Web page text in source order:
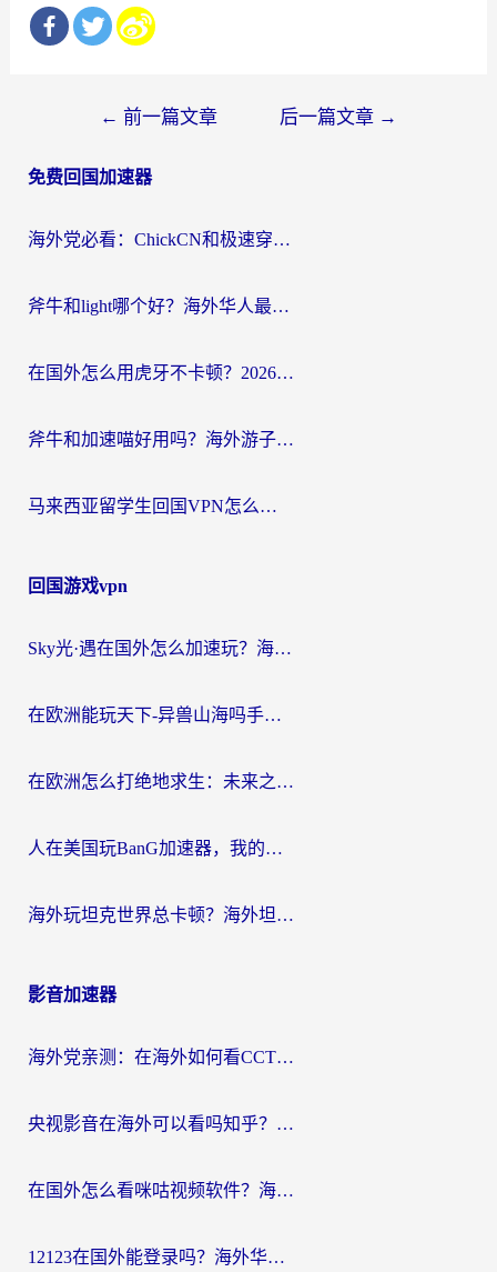
导
← 前一篇文章 后一篇文章 →
免费回国加速器
海外党必看：ChickCN和极速穿梭VPN好用吗？3招教你选对回国加速器无缝刷国内资源
斧牛和light哪个好？海外华人最关心的回国加速器选择难题，一篇讲透
在国外怎么用虎牙不卡顿？2026海外华人亲测有效的回国加速器选择指南
斧牛和加速喵好用吗？海外游子的真实选择困境
马来西亚留学生回国VPN怎么选？3个避坑点+1款实测好用的加速器推荐
回国游戏vpn
Sky光·遇在国外怎么加速玩？海外党亲测有效的国服游戏加速指南
在欧洲能玩天下-异兽山海吗手游？海外玩家的加速器生存指南
在欧洲怎么打绝地求生：未来之役不卡？留学生亲测的加速器避坑指南
人在美国玩BanG加速器，我的延迟终于绿了
海外玩坦克世界总卡顿？海外坦克世界加速器有哪些？实测好用的选择在这里
影音加速器
海外党亲测：在海外如何看CCTV？告别“仅限大陆播放”的实用指南
央视影音在海外可以看吗知乎？留学生亲测：3步解决地域限制+追剧自由
在国外怎么看咪咕视频软件？海外党亲测有效的回国加速方案
12123在国外能登录吗？海外华人必看的回国加速实用指南